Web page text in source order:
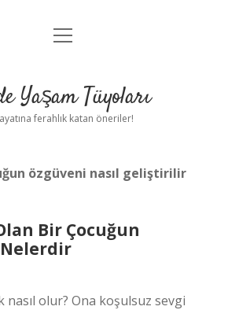
Anasayfa
Yasal Uyarı
menüyü
Yaşam Tüyoları
ferahlık katan öneriler!
özgüveni nasıl geliştirilir
Bir Çocuğun
nasıl olur? Ona koşulsuz sevgi